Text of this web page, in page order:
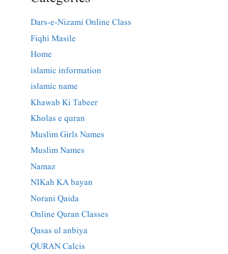
Dars-e-Nizami Online Class
Fiqhi Masile
Home
islamic information
islamic name
Khawab Ki Tabeer
Kholas e quran
Muslim Girls Names
Muslim Names
Namaz
NIKah KA bayan
Norani Qaida
Online Quran Classes
Qasas ul anbiya
QURAN Calcis